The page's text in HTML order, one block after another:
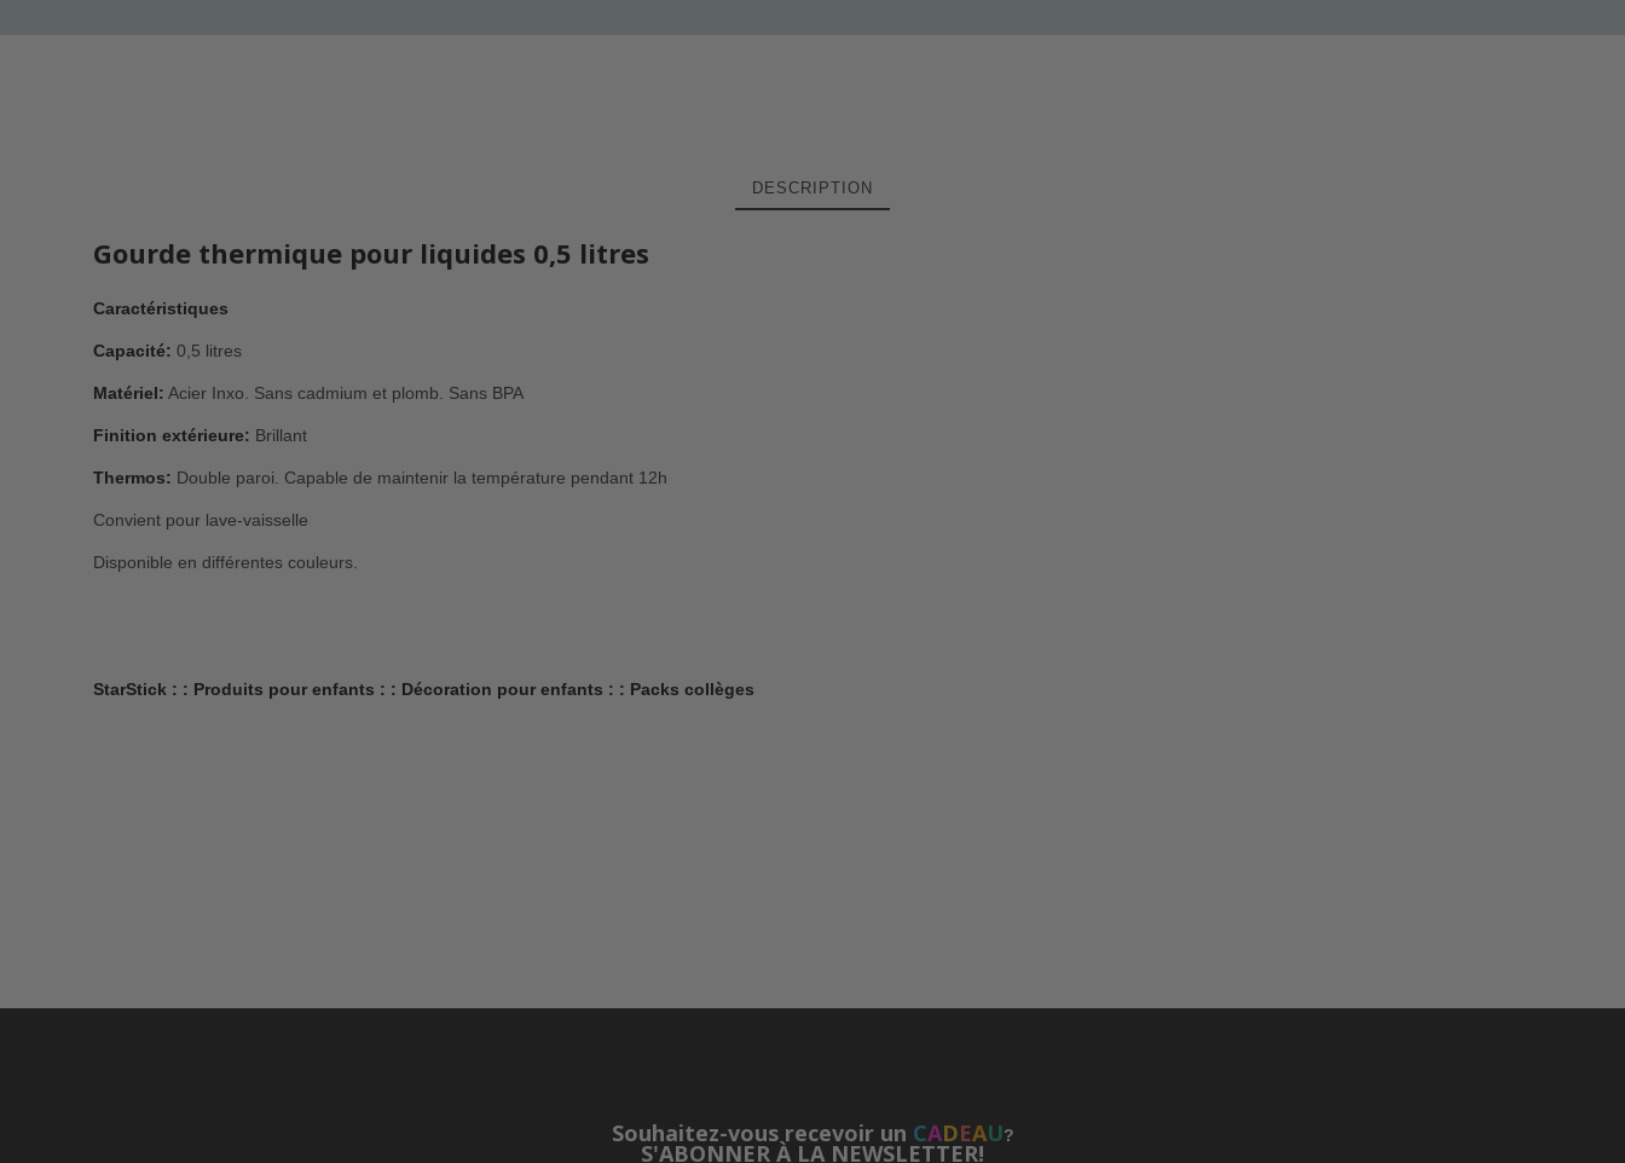
DESCRIPTION
Gourde thermique pour liquides 0,5 litres
Caractéristiques
Capacité: 0,5 litres
Matériel: Acier Inxo. Sans cadmium et plomb. Sans BPA
Finition extérieure: Brillant
Thermos: Double paroi. Capable de maintenir la température pendant 12h
Convient pour lave-vaisselle
Disponible en différentes couleurs.
StarStick : : Produits pour enfants : : Décoration pour enfants : : Packs collèges
Souhaitez-vous recevoir un CADEAU?
S'ABONNER À LA NEWSLETTER!